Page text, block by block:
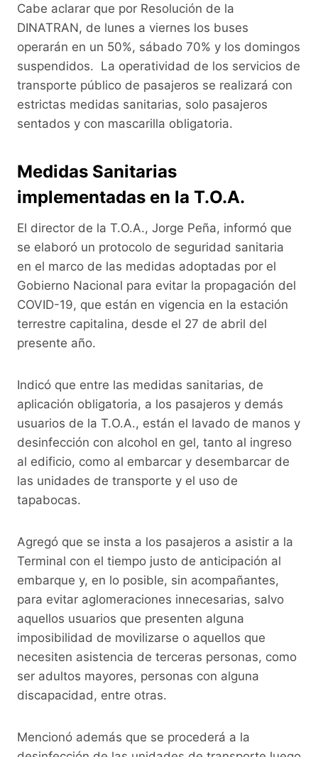
Cabe aclarar que por Resolución de la
DINATRAN, de lunes a viernes los buses
operarán en un 50%, sábado 70% y los domingos
suspendidos. La operatividad de los servicios de
transporte público de pasajeros se realizará con
estrictas medidas sanitarias, solo pasajeros
sentados y con mascarilla obligatoria.
Medidas Sanitarias
implementadas en la T.O.A.
El director de la T.O.A., Jorge Peña, informó que
se elaboró un protocolo de seguridad sanitaria
en el marco de las medidas adoptadas por el
Gobierno Nacional para evitar la propagación del
COVID-19, que están en vigencia en la estación
terrestre capitalina, desde el 27 de abril del
presente año.
Indicó que entre las medidas sanitarias, de
aplicación obligatoria, a los pasajeros y demás
usuarios de la T.O.A., están el lavado de manos y
desinfección con alcohol en gel, tanto al ingreso
al edificio, como al embarcar y desembarcar de
las unidades de transporte y el uso de
tapabocas.
Agregó que se insta a los pasajeros a asistir a la
Terminal con el tiempo justo de anticipación al
embarque y, en lo posible, sin acompañantes,
para evitar aglomeraciones innecesarias, salvo
aquellos usuarios que presenten alguna
imposibilidad de movilizarse o aquellos que
necesiten asistencia de terceras personas, como
ser adultos mayores, personas con alguna
discapacidad, entre otras.
Mencionó además que se procederá a la